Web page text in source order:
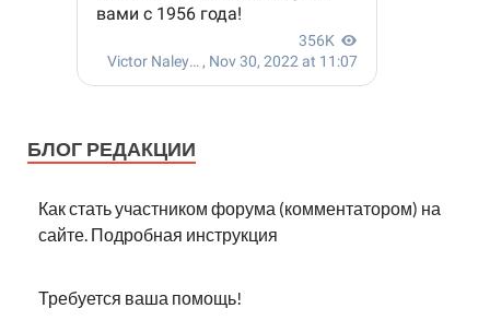
БЛОГ РЕДАКЦИИ
Как стать участником форума (комментатором) на
сайте. Подробная инструкция
Требуется ваша помощь!